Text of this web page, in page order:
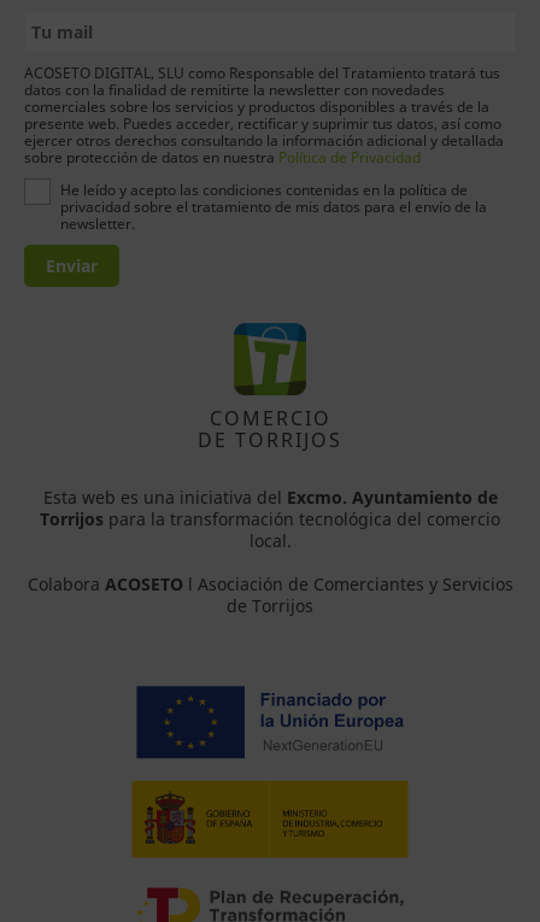
ACOSETO DIGITAL, SLU como Responsable del Tratamiento tratará tus
datos con la finalidad de remitirte la newsletter con novedades
comerciales sobre los servicios y productos disponibles a través de la
presente web. Puedes acceder, rectificar y suprimir tus datos, así como
ejercer otros derechos consultando la información adicional y detallada
sobre protección de datos en nuestra Política de Privacidad
He leído y acepto las condiciones contenidas en la política de
privacidad sobre el tratamiento de mis datos para el envío de la
newsletter.
Enviar
COMERCIO
DE TORRIJOS
Esta web es una iniciativa del Excmo. Ayuntamiento de
Torrijos para la transformación tecnológica del comercio
local.
Colabora ACOSETO l Asociación de Comerciantes y Servicios
de Torrijos